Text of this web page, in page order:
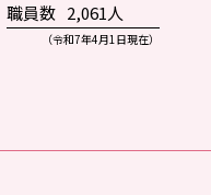
職員数 2,061人
（令和7年4月1日現在）